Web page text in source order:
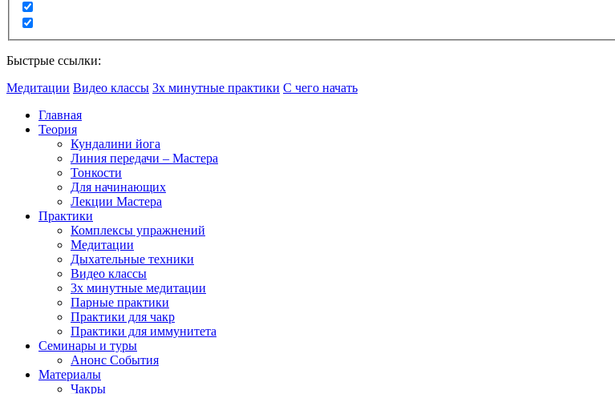
Быстрые ссылки:
Медитации Видео классы 3х минутные практики С чего начать
Главная
Теория
Кундалини йога
Линия передачи – Мастера
Тонкости
Для начинающих
Лекции Мастера
Практики
Комплексы упражнений
Медитации
Дыхательные техники
Видео классы
3х минутные медитации
Парные практики
Практики для чакр
Практики для иммунитета
Семинары и туры
Анонс События
Материалы
Чакры